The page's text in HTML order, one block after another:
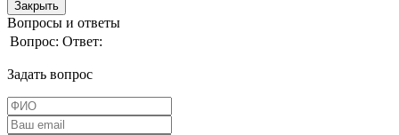
Закрыть
Вопросы и ответы
Вопрос: Ответ:
Задать вопрос